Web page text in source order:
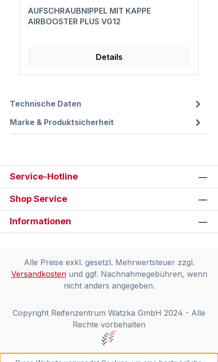
AUFSCHRAUBNIPPEL MIT KAPPE
AIRBOOSTER PLUS VG12
Details
Technische Daten
Marke & Produktsicherheit
Service-Hotline
Shop Service
Informationen
Alle Preise exkl. gesetzl. Mehrwertsteuer zzgl.
Versandkostenund ggf. Nachnahmegebühren, wenn
nicht anders angegeben.
Copyright Reifenzentrum Watzka GmbH 2024 - Alle
Rechte vorbehalten